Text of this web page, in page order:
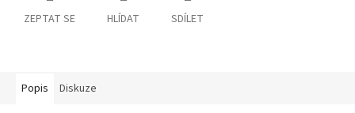
ZEPTAT SE HLÍDAT SDÍLET
Popis Diskuze